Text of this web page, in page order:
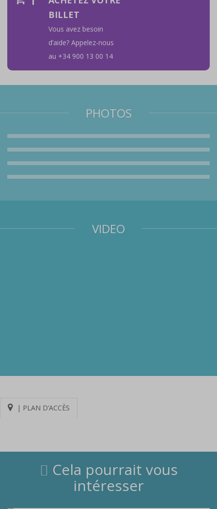
BILLET
Vous avez besoin
d’aide? Appelez-nous
au +34 900 13 00 14
PHOTOS
VIDEO
| PLAN D’ACCÈS
Cela pourrait vous
intéresser